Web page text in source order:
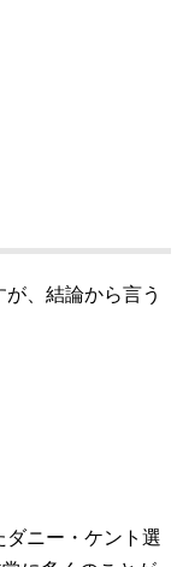
、結論から言う
ニー・ケント選